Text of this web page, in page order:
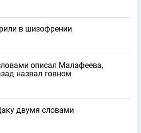
в шизофрении
описал Малафеева,
назвал говном
двумя словами